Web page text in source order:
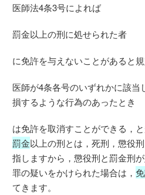
医師法4条3号によれば
罰金以上の刑に処せられた者
に免許を与えないことがあると
医師が4条各号のいずれかに該当
損するような行為のあったとき
は免許を取消すことができる，と
罰金以上の刑とは，死刑，懲役
指しますから，懲役刑と罰金刑
罪の疑いをかけられた場合は，
てきます。